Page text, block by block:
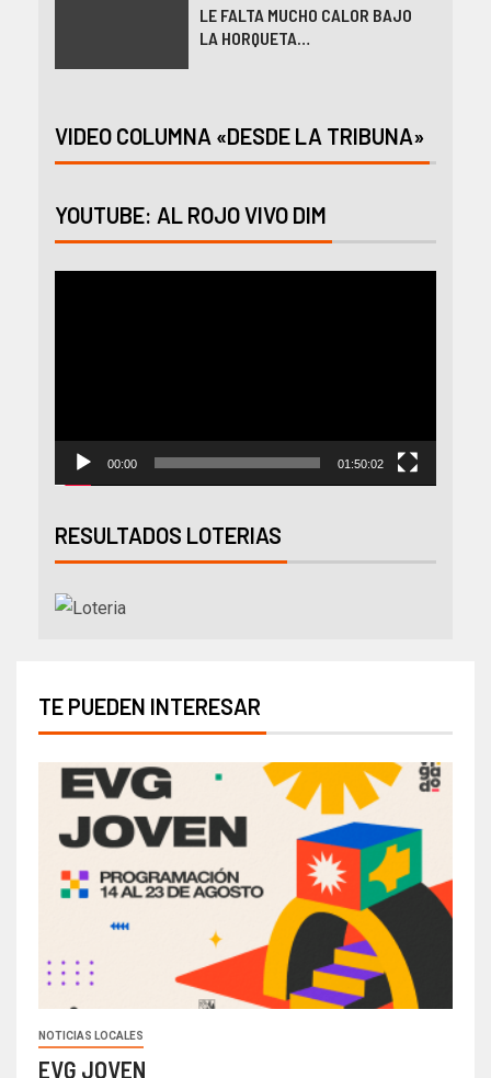
LE FALTA MUCHO CALOR BAJO
LA HORQUETA…
VIDEO COLUMNA «DESDE LA TRIBUNA»
YOUTUBE: AL ROJO VIVO DIM
00:00 01:50:02
RESULTADOS LOTERIAS
TE PUEDEN INTERESAR
NOTICIAS LOCALES
EVG JOVEN